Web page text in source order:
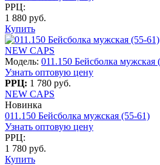
РРЦ:
1 880 руб.
Купить
NEW CAPS
Модель: 011.150 Бейсболка мужская
Узнать оптовую цену
РРЦ: 1 780 руб.
NEW CAPS
Новинка
011.150 Бейсболка мужская (55-61)
Узнать оптовую цену
РРЦ:
1 780 руб.
Купить